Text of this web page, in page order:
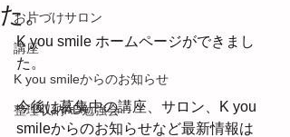
お片づけサロン
講座
K you smileからのお知らせ
整理収納AD勉強会
た。
K you smile ホームページができまし
た。
今後は募集中の講座、サロン、K you
smileからのお知らせなど最新情報は